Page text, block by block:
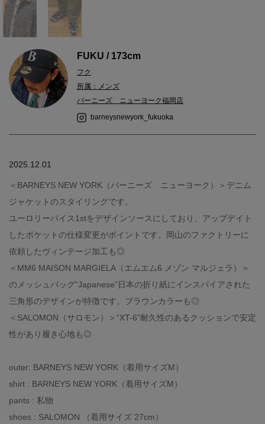
FUKU / 173cm
フク
所属：メンズ
バーニーズ ニューヨーク福岡店
barneysnewyork_fukuoka
2025.12.01
＜BARNEYS NEW YORK（バーニーズ ニューヨーク）＞デニム
ジャケットのスタイリングです。
ユーロリーバイス1stをデザインソースにしており、アップデイト
したポケットの仕様変更がポイントです。岡山のファクトリーに
依頼したヴィンテージ加工も◎
＜MM6 MAISON MARGIELA（エムエム6 メゾン マルジェラ）＞
のメッシュバッグ“Japanese”日本の折り紙にインスパイアされた
三角形のデザインが特徴です。ブラウンカラーも◎
＜SALOMON（サロモン）＞“XT-6”耐久性のあるクッションで安定
性があり履き心地も◎
outer: BARNEYS NEW YORK（着用サイズM）
shirt : BARNEYS NEW YORK（着用サイズM）
pants : 私物
shoes : SALOMON （着用サイズ 27cm）